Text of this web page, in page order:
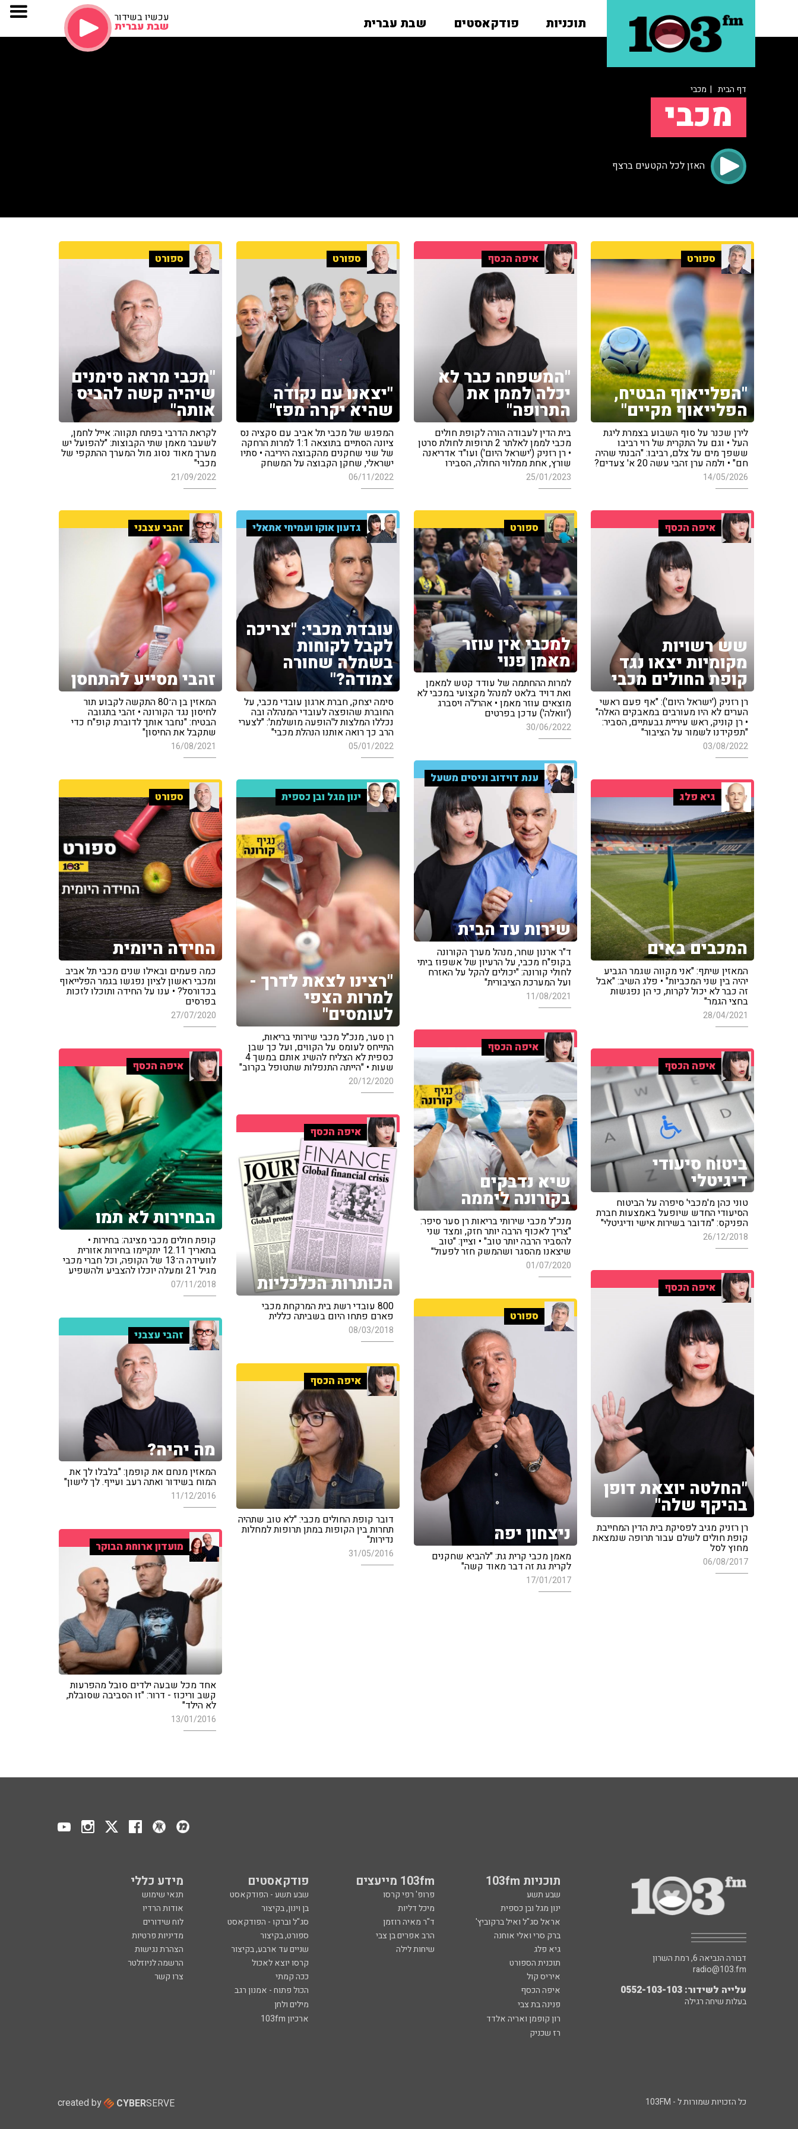
תוכניות פודקאסטים שבת עברית עכשיו בשידור
שבת עברית
דף הבית | מכבי
מכבי
האזן לכל הקטעים ברצף
ספורט
"הפלייאוף הבטיח,
הפלייאוף מקיים"
לירן שכנר על סוף השבוע בצמרת ליגת
העל • וגם על התקרית של רוי רביבו
ששפך מים על צלם, רביבו: "הבנתי שהיה
חם" • ולמה ערן זהבי עשה 20 א' צעדים?
14/05/2026
איפה הכסף
"המשפחה כבר לא
יכלה לממן את
התרופה"
בית הדין לעבודה הורה לקופת חולים
מכבי לממן לאלתר 2 תרופות לחולת סרטן
• רן רזניק ('ישראל היום') ועו"ד אדריאנה
שורץ, אחת ממלווי החולה, הסבירו
25/01/2023
ספורט
"יצאנו עם נקודה
שהיא יקרה מפז"
המפגש של מכבי תל אביב עם סקציה נס
ציונה הסתיים בתוצאה 1:1 למרות הרחקה
של שני שחקנים מהקבוצה היריבה • סתיו
ישראלי, שחקן הקבוצה על המשחק
06/11/2022
ספורט
"מכבי מראה סימנים
שיהיה קשה להביס
אותה"
לקראת הדרבי בפתח תקווה: אייל לחמן,
לשעבר מאמן שתי הקבוצות: "להפועל יש
מערך מאוד נסוג מול המערך ההתקפי של
מכבי"
21/09/2022
איפה הכסף
שש רשויות
מקומיות יצאו נגד
קופת החולים מכבי
רן רזניק ('ישראל היום'): "אף פעם ראשי
הערים לא היו מעורבים במאבקים האלה"
• רן קוניק, ראש עיריית גבעתיים, הסביר:
"תפקידנו לשמור על הציבור"
03/08/2022
ספורט
למכבי אין עוזר
מאמן פנוי
למרות ההחתמה של עודד קטש למאמן
ואת דויד בלאט למנהל מקצועי במכבי לא
מוצאים עוזר מאמן • אהרל'ה ויסברג
('וואלה') עדכן בפרטים
30/06/2022
גדעון אוקו ועמיחי אתאלי
עובדת מכבי: "צריכה
לקבל לקוחות
בשמלה שחורה
צמודה?"
סימה יצחק, חברת ארגון עובדי מכבי, על
החוברת שהופצה לעובדי המנהלה ובה
נכללו המלצות ל'הופעה מושלמת': "לצערי
הרב כך רואה אותנו הנהלת מכבי"
05/01/2022
זהבי עצבני
זהבי מסייע להתחסן
המאזין בן ה־80 התקשה לקבוע תור
לחיסון נגד הקורונה • זהבי בתגובה
הבטיח: "נחבר אותך לדוברת קופ"ח כדי
שתקבל את החיסון"
16/08/2021
ענת דוידוב וניסים משעל
שירות עד הבית
ד"ר ארנון שחר, מנהל מערך הקורונה
בקופ"ח מכבי, על הרעיון של אשפוז ביתי
לחולי קורונה: "יכולים להקל על האזרח
ועל המערכת הציבורית"
11/08/2021
גיא פלג
המכבים באים
המאזין שיתף: "אני מקווה שגמר הגביע
יהיה בין שני המכביות" • פלג השיב: "אבל
זה כבר לא יכול לקרות, כי הן נפגשות
בחצי הגמר"
28/04/2021
ינון מגל ובן כספית
"רצינו לצאת לדרך -
למרות הצפי
לעומסים"
רן סער, מנכ"ל מכבי שירותי בריאות,
התייחס לעומס על הקווים, ועל כך שבן
כספית לא הצליח להשיג אותם במשך 4
שעות • "הייתה התנפלות שתטופל בקרוב"
20/12/2020
ספורט
החידה היומית
כמה פעמים ובאילו שנים מכבי תל אביב
ומכבי ראשון לציון נפגשו בגמר הפלייאוף
בכדורסל? • ענו על החידה ותוכלו לזכות
בפרסים
27/07/2020
איפה הכסף
שיא נדבקים
בקורונה ליממה
מנכ"ל מכבי שירותי בריאות רן סער סיפר:
"צריך לאכוף הרבה יותר חזק, ומצד שני
להסביר הרבה יותר טוב" • וציין: "טוב
שיצאנו מהסגר ושהמשק חזר לפעול"
01/07/2020
איפה הכסף
ביטוח סיעודי
דיגיטלי
טוני כהן מ'מכבי' סיפרה על הביטוח
הסיעודי החדש שיופעל באמצעות חברת
הפניקס: "מדובר בשירות אישי ודיגיטלי"
26/12/2018
איפה הכסף
הבחירות לא תמו
קופת חולים מכבי מציגה: בחירות •
בתאריך 12.11 יתקיימו בחירות אזורית
לוועידה ה־13 של הקופה, וכל חברי מכבי
מגיל 21 ומעלה יוכלו להצביע ולהשפיע
07/11/2018
איפה הכסף
הכותרות הכלכליות
800 עובדי רשת בית המרקחת מכבי
פארם פתחו היום בשביתה כללית
08/03/2018
איפה הכסף
"החלטה יוצאת דופן
בהיקף שלה"
רן רזניק מגיב לפסיקת בית הדין המחייבת
קופת חולים לשלם עבור תרופה שנמצאת
מחוץ לסל
06/08/2017
ספורט
ניצחון יפה
מאמן מכבי קרית גת: "להביא שחקנים
לקרית גת זה דבר מאוד קשה"
17/01/2017
זהבי עצבני
מה יהיה?
המאזין מנחם את קופמן: "בלבלו לך את
המוח בשידור ואתה רעב ועייף. לך לישון"
11/12/2016
איפה הכסף
דובר קופת החולים מכבי: "לא טוב שתהיה
תחרות בין הקופות במתן תרופות למחלות
נדירות"
31/05/2016 מועדון ארוחת הבוקר
אחד מכל שבעה ילדים סובל מהפרעות
קשב וריכוז - דרור: "זו הסביבה שסובלת,
לא הילד"
13/01/2016
תוכניות 103fm 103fm מייעצים פודקאסטים מידע כללי
שבע תשע פרופ' רפי קרסו שבע תשע - הפודקאסט
תנאי שימוש
ינון מגל ובן כספית
מיכל דליות בן וינון, בקיצור
אודות הרדיו
אראל סג"ל ואיל ברקוביץ'
ד"ר מאיה רוזמן סג"ל וברקו - הפודקאסט
לוח שידורים
ברק סרי ואלי אוחנה
הרב אפרים בן צבי ספורט, בקיצור
מדיניות פרטיות
גיא פלג
שיחות לילה שניים עד ארבע, בקיצור
הצהרת נגישות
תוכנית הספורט
קרסו יוצא לאכול
הרשמה לניוזלטר
איריס קול
ככה קמתי
צרו קשר
איפה הכסף
הכול פתוח - אמנון רגב
פנינה בת צבי
מילים ולחן
רון קופמן ואריה אלדד
ארכיון 103fm
רז שכניק
דבורה הנביאה 6, רמת השרון
radio@103.fm
עלייה לשידור: 0552-103-103
בעלות שיחה רגילה
כל הזכויות שמורות ל - 103FM created by CYBERSERVE